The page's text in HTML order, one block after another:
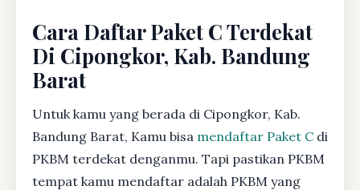
Cara Daftar Paket C Terdekat
Di Cipongkor, Kab. Bandung
Barat
Untuk kamu yang berada di Cipongkor, Kab.
Bandung Barat, Kamu bisa mendaftar Paket C di
PKBM terdekat denganmu. Tapi pastikan PKBM
tempat kamu mendaftar adalah PKBM yang